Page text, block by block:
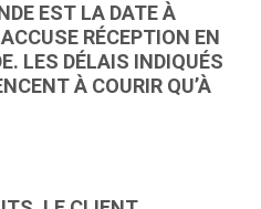
EST LA DATE À
RÉCEPTION EN
LES DÉLAIS INDIQUÉS
À COURIR QU’À